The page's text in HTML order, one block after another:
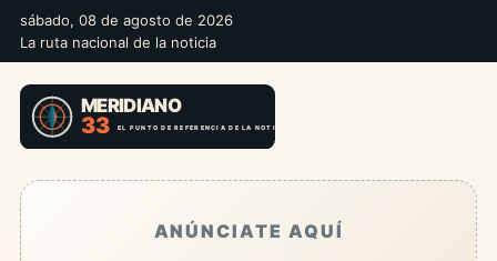
sábado, 08 de agosto de 2026
La ruta nacional de la noticia
ANÚNCIATE AQUÍ